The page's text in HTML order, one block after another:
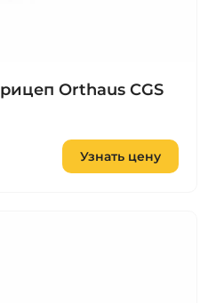
Orthaus CGS
Узнать цену